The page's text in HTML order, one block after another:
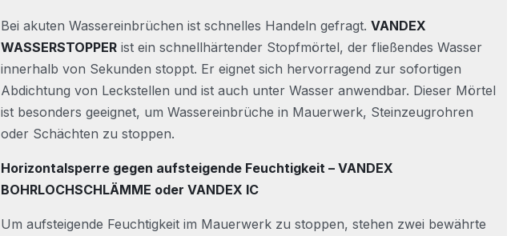
Bei akuten Wassereinbrüchen ist schnelles Handeln gefragt. VANDEX
WASSERSTOPPER ist ein schnellhärtender Stopfmörtel, der fließendes Wasser
innerhalb von Sekunden stoppt. Er eignet sich hervorragend zur sofortigen
Abdichtung von Leckstellen und ist auch unter Wasser anwendbar. Dieser Mörtel
ist besonders geeignet, um Wassereinbrüche in Mauerwerk, Steinzeugrohren
oder Schächten zu stoppen.
Horizontalsperre gegen aufsteigende Feuchtigkeit – VANDEX
BOHRLOCHSCHLÄMME oder VANDEX IC
Um aufsteigende Feuchtigkeit im Mauerwerk zu stoppen, stehen zwei bewährte